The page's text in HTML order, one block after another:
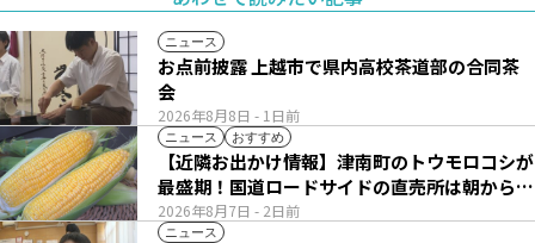
ニュース
2026年8月8日 - 1日前
お点前披露 上越市で県内高校茶道部の合同茶
会
ニュース おすすめ
2026年8月7日 - 2日前
【近隣お出かけ情報】津南町のトウモロコシが
最盛期！国道ロードサイドの直売所は朝から長
い列
ニュース